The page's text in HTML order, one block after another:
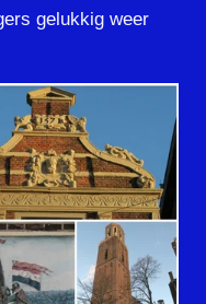
gelukkig weer